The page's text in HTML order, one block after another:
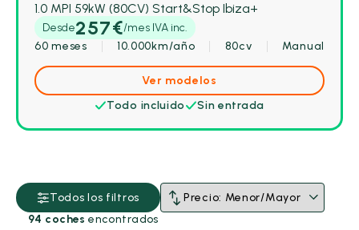
1.0 MPI 59kW (80CV) Start&Stop Ibiza+
Desde257€/mes IVA inc.
60 meses
10.000km/año 80cv Manual
Ver modelos
Todo incluido
Sin entrada
Todos los filtros
94 coches encontrados